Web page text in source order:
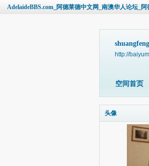
AdelaideBBS.com_阿德莱德中文网_南澳华人论坛_
http://
空间首页
头像